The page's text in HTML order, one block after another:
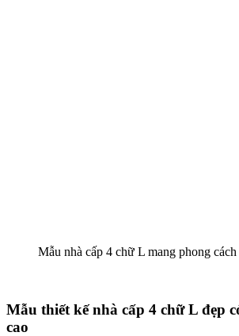
Mẫu nhà cấp 4 chữ L mang phong cách
Mẫu thiết kế nhà cấp 4 chữ L đẹp
cao